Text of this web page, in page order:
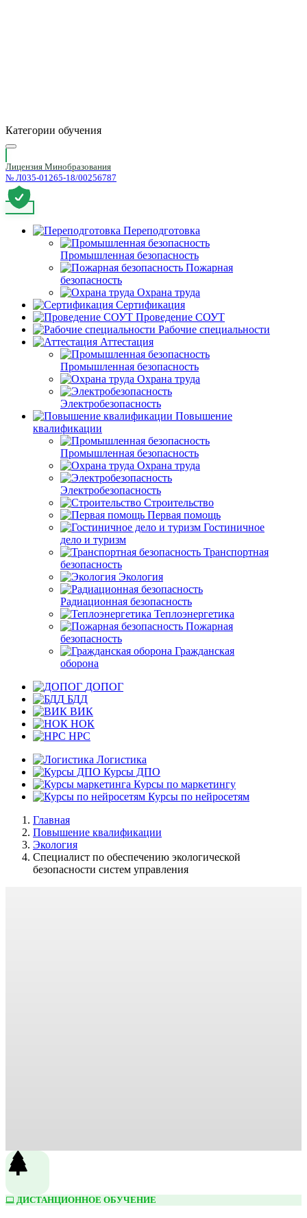
Категории обучения
Лицензия Минобразования
№ Л035-01265-18/00256787
Переподготовка
Промышленная безопасность
Пожарная
безопасность
Охрана труда
Сертификация
Проведение СОУТ
Рабочие специальности
Аттестация
Промышленная безопасность
Охрана труда
Электробезопасность
Повышение
квалификации
Промышленная безопасность
Охрана труда
Электробезопасность
Строительство
Первая помощь
Гостиничное
дело и туризм
Транспортная
безопасность
Экология
Радиационная безопасность
Теплоэнергетика
Пожарная
безопасность
Гражданская
оборона
ДОПОГ
БДД
ВИК
НОК
НРС
Логистика
Курсы ДПО
Курсы по маркетингу
Курсы по нейросетям
Главная
Повышение квалификации
Экология
Специалист по обеспечению экологической
безопасности систем управления
ДИСТАНЦИОННОЕ ОБУЧЕНИЕ